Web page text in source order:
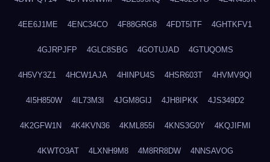
4EE6J1ME 4ENC34CO 4F88GRG8 4FDT5ITF 4GHTKFV1
4GJRPJFP 4GLC8SBG 4GOTUJAD 4GTUQOMS
4H5VY3Z1 4HCW1AJA 4HINPU4S 4HSR603T 4HVMV9QI
4I5H850W 4IL73M3I 4JGM8GIJ 4JH8IPKK 4JS349D2
4K2GFW1N 4K4KVN36 4KML855I 4KNS3G0Y 4KQJIFMI
4KWTO3AT 4LXNH9M8 4M8RR8DW 4NNSAVOG